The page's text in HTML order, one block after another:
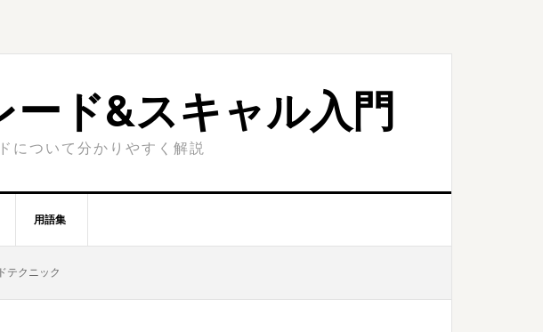
ド&スキャル入門
について分かりやすく解説
用語集
テクニック